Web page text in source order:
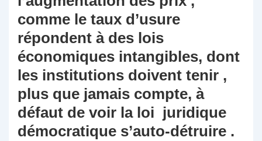
comme le taux d’usure
répondent à des lois
économiques intangibles, dont
les institutions doivent tenir ,
plus que jamais compte, à
défaut de voir la loi juridique
démocratique s’auto-détruire .